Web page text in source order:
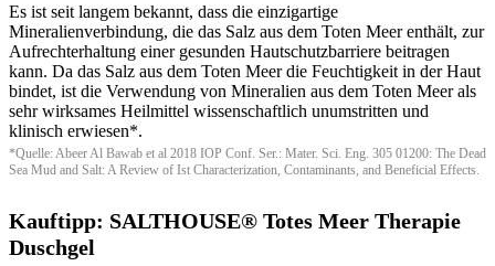
Es ist seit langem bekannt, dass die einzigartige
Mineralienverbindung, die das Salz aus dem Toten Meer enthält, zur
Aufrechterhaltung einer gesunden Hautschutzbarriere beitragen
kann. Da das Salz aus dem Toten Meer die Feuchtigkeit in der Haut
bindet, ist die Verwendung von Mineralien aus dem Toten Meer als
sehr wirksames Heilmittel wissenschaftlich unumstritten und
klinisch erwiesen*.
*Quelle: Abeer Al Bawab et al 2018 IOP Conf. Ser.: Mater. Sci. Eng. 305 01200: The Dead
Sea Mud and Salt: A Review of Ist Characterization, Contaminants, and Beneficial Effects.
Kauftipp: SALTHOUSE® Totes Meer Therapie
Duschgel